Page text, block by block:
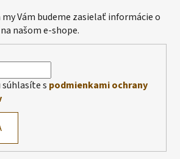
Vám budeme zasielať informácie o
našom e-shope.
s podmienkami ochrany